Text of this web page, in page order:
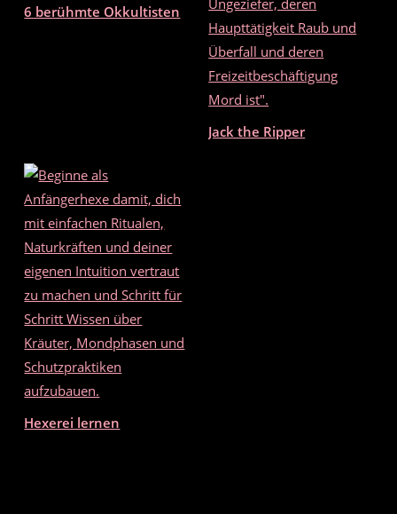
6 berühmte Okkultisten
Jack the Ripper
Hexerei lernen